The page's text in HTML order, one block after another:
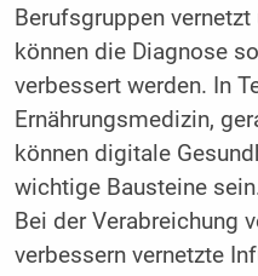
Berufsgruppen
können die Diagnose
verbessert werden. In
Ernährungsmedizin,
können digitale
wichtige Bausteine
Bei der Verabreichung
verbessern vernetzte